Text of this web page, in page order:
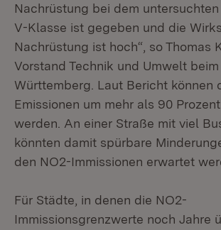
Nachrüstung bei dem
V-Klasse ist gegeben und die
Nachrüstung ist hoch“, so Thomas
Vorstand Technik und Umwelt
Württemberg. Laut Bericht können
Emissionen um mehr als 90
werden. An einer Straße mit viel
könnten damit spürbare
den NO2-Immissionen erwartet
Für Städte, in denen die NO2-
Immissionsgrenzwerte noch Jahre